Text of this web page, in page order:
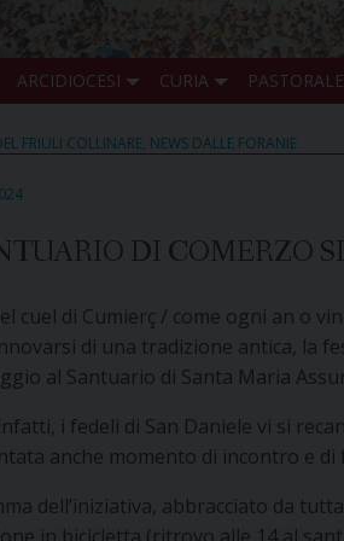
ARCIDIOCESI CURIA PASTORALE
FRIULI COLLINARE NEWS DALLE FORANIE
DI COMERZO
cuel di Cumierç / come ogni an o
di una tradizione antica, la
al Santuario di Santa Maria
i fedeli di San Daniele vi si
anche momento di incontro e di
dell’iniziativa, abbracciato da